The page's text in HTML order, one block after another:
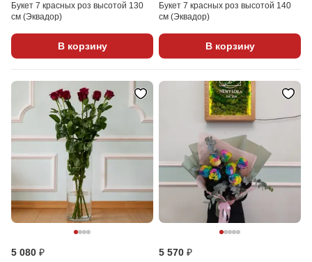
Букет 7 красных роз высотой 130
см (Эквадор)
В корзину
Букет 7 красных роз высотой 140
см (Эквадор)
В корзину
5 080 ₽ 5 570 ₽